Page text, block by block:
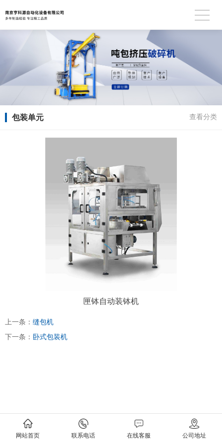
包装单元 查看分类
匣钵自动装钵机
上一条： 缝包机
下一条： 卧式包装机
网站首页 联系电话 在线客服 公司地址